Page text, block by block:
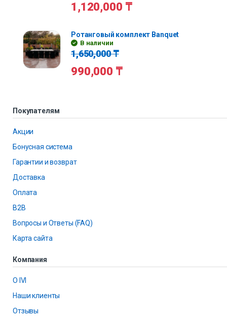
1,120,000 ₸
Ротанговый комплект Banquet
В наличии
1,650,000₸
990,000 ₸
Покупателям
Акции
Бонусная система
Гарантии и возврат
Доставка
Оплата
B2B
Вопросы и Ответы (FAQ)
Карта сайта
Компания
О IVI
Наши клиенты
Отзывы